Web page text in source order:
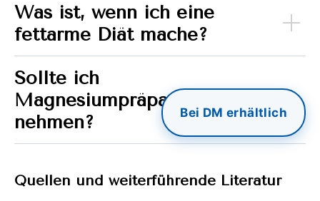
Bei DM erhältlich
Was ist, wenn ich eine
fettarme Diät mache?
Sollte ich
Magnesiumpräparate
nehmen?
Quellen und weiterführende Literatur